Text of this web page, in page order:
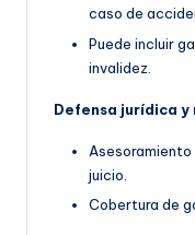
caso de
Puede incluir
invalidez.
Defensa jurídica y
juicio.
Cobertura de